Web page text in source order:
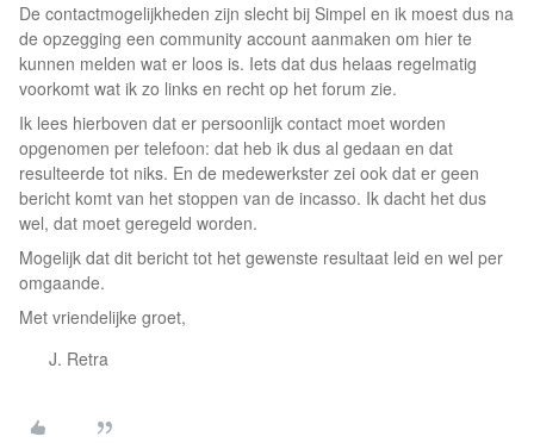
De contactmogelijkheden zijn slecht bij Simpel en ik moest dus na
de opzegging een community account aanmaken om hier te
kunnen melden wat er loos is. Iets dat dus helaas regelmatig
voorkomt wat ik zo links en recht op het forum zie.
Ik lees hierboven dat er persoonlijk contact moet worden
opgenomen per telefoon: dat heb ik dus al gedaan en dat
resulteerde tot niks. En de medewerkster zei ook dat er geen
bericht komt van het stoppen van de incasso. Ik dacht het dus
wel, dat moet geregeld worden.
Mogelijk dat dit bericht tot het gewenste resultaat leid en wel per
omgaande.
Met vriendelijke groet,
Retra